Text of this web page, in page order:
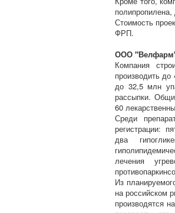
Стоимость
ФРП.
ООО "Велфарм"
Компания
производить
до 32,5 млн
рассыпки.
60
Среди
регистрации:
два
лечения
Из
на российском
производятся